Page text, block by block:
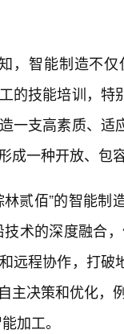
，智能制造不
的技能培训，
一支高素质、
成一种开放、包
林贰佰”的智能
术的深度融合
远程协作，打
主决策和优化，
加工。